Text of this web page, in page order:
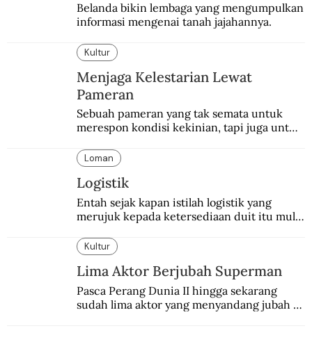
Belanda bikin lembaga yang mengumpulkan
informasi mengenai tanah jajahannya.
Kultur
Menjaga Kelestarian Lewat
Pameran
Sebuah pameran yang tak semata untuk
merespon kondisi kekinian, tapi juga untuk
Balai Budaya selaku tempat bersejarah
dalam dunia seni-budaya bangsa.
Loman
Logistik
Entah sejak kapan istilah logistik yang
merujuk kepada ketersediaan duit itu mulai
Kultur
Lima Aktor Berjubah Superman
Pasca Perang Dunia II hingga sekarang
sudah lima aktor yang menyandang jubah